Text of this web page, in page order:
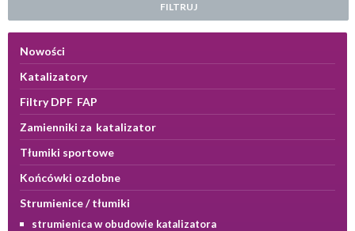
FILTRUJ
Nowości
Katalizatory
Filtry DPF FAP
Zamienniki za katalizator
Tłumiki sportowe
Końcówki ozdobne
Strumienice / tłumiki
strumienica w obudowie katalizatora